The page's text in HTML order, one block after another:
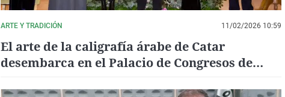
ARTE Y TRADICIÓN 11/02/2026 10:59
El arte de la caligrafía árabe de Catar
desembarca en el Palacio de Congresos de